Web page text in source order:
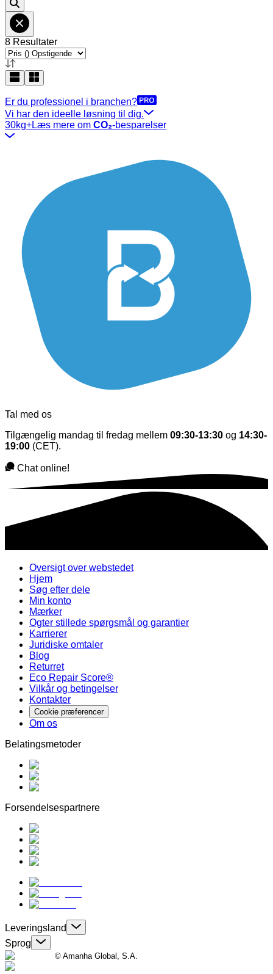
8 Resultater
Er du professionel i branchen?
Vi har den ideelle løsning til dig.
30kg+Læs mere om CO₂-besparelser
Tal med os
Tilgængelig mandag til fredag mellem 09:30-13:30 og 14:30-
19:00 (CET).
Chat online!
Oversigt over webstedet
Hjem
Søg efter dele
Min konto
Mærker
Ogter stillede spørgsmål og garantier
Karrierer
Juridiske omtaler
Blog
Returret
Eco Repair Score®
Vilkår og betingelser
Kontakter
Cookie præferencer
Om os
Belatingsmetoder
Forsendelsespartnere
Leveringsland
Sprog
© Amanha Global, S.A.